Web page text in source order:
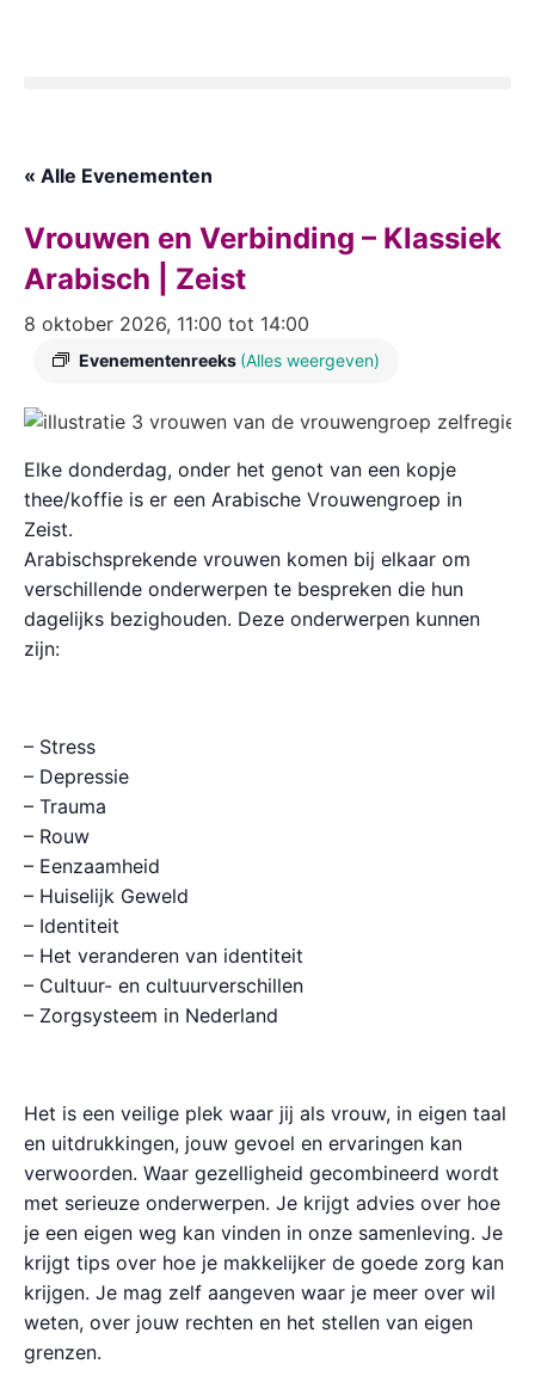
« Alle Evenementen
Vrouwen en Verbinding – Klassiek
Arabisch | Zeist
8 oktober 2026, 11:00 tot 14:00
Evenementenreeks (Alles weergeven)
Elke donderdag, onder het genot van een kopje
thee/koffie is er een Arabische Vrouwengroep in
Zeist.
Arabischsprekende vrouwen komen bij elkaar om
verschillende onderwerpen te bespreken die hun
dagelijks bezighouden. Deze onderwerpen kunnen
zijn:
– Stress
– Depressie
– Trauma
– Rouw
– Eenzaamheid
– Huiselijk Geweld
– Identiteit
– Het veranderen van identiteit
– Cultuur- en cultuurverschillen
– Zorgsysteem in Nederland
Het is een veilige plek waar jij als vrouw, in eigen taal
en uitdrukkingen, jouw gevoel en ervaringen kan
verwoorden. Waar gezelligheid gecombineerd wordt
met serieuze onderwerpen. Je krijgt advies over hoe
je een eigen weg kan vinden in onze samenleving. Je
krijgt tips over hoe je makkelijker de goede zorg kan
krijgen. Je mag zelf aangeven waar je meer over wil
weten, over jouw rechten en het stellen van eigen
grenzen.